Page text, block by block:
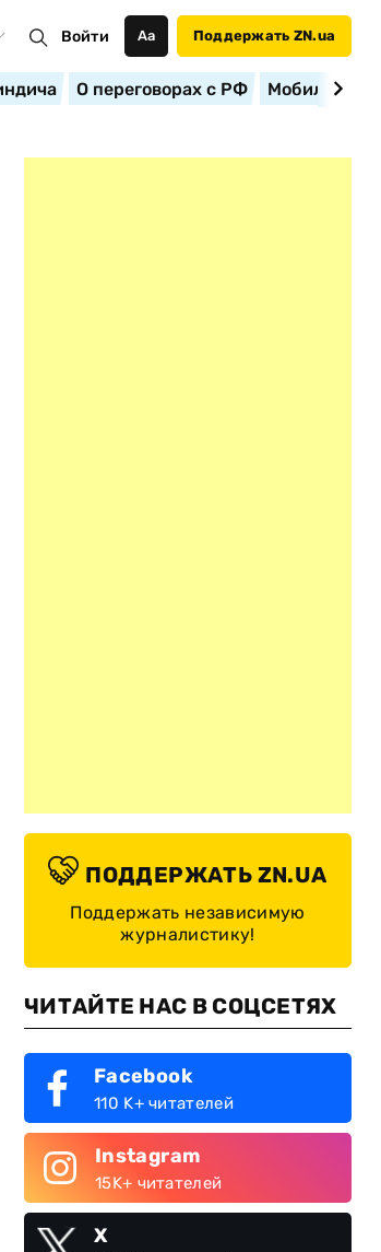
Войти Аа Поддержать ZN.ua
О переговорах с РФ
ПОДДЕРЖАТЬ ZN.UA
Поддержать независимую
журналистику!
ЧИТАЙТЕ НАС В СОЦСЕТЯХ
Facebook
110 K+ читателей
Instagram
15K+ читателей
X